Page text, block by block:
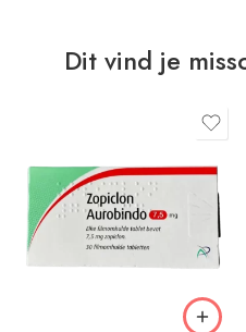
Dit vind je